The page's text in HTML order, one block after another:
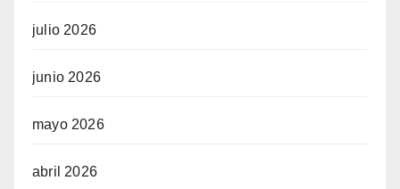
julio 2026
junio 2026
mayo 2026
abril 2026